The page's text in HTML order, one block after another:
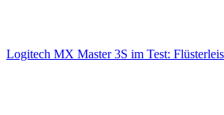
Logitech MX Master 3S im Test: